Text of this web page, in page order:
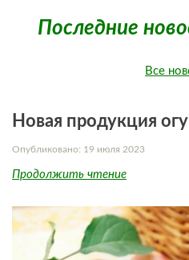
Последние
Все
Новая продукция
Опубликовано: 19 июля 2023
Продолжить чтение